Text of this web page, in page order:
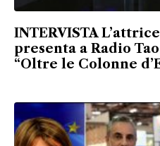
INTERVISTA
presenta a Radio
“Oltre le Colonne